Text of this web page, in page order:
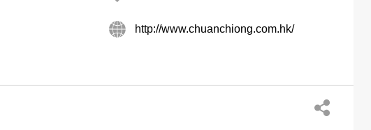
http://www.chuanchiong.com.hk/